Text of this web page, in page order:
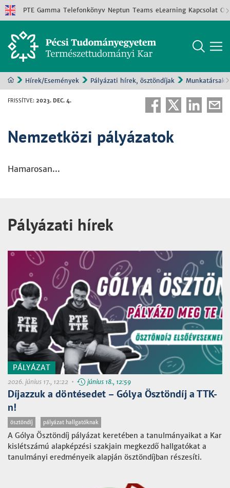
PTE Gamma Telefonkönyv Neptun Teams eLearning Kapcsolat
Hírek/Események Pályázati hírek, ösztöndíjak
FRISSÍTVE: 2023. DEC. 4.
Nemzetközi pályázatok
Hamarosan...
Pályázati hírek
PÁLYÁZAT
2026. június 17., 12:22 • június 18., 12:59
Díjazzuk a döntésedet – Gólya Ösztöndíj a TTK-
n!
ösztöndíj pályázat hallgatóknak
A Gólya Ösztöndíj pályázat keretében a tanulmányaikat a Kar
kislétszámú alapképzési szakjain megkezdő hallgatókat a
tanulmányi eredményeik alapján ösztöndíjban részesíti.